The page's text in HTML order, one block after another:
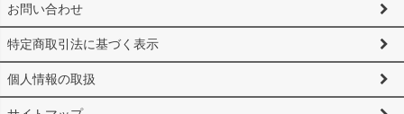
お問い合わせ
特定商取引法に基づく表示
個人情報の取扱